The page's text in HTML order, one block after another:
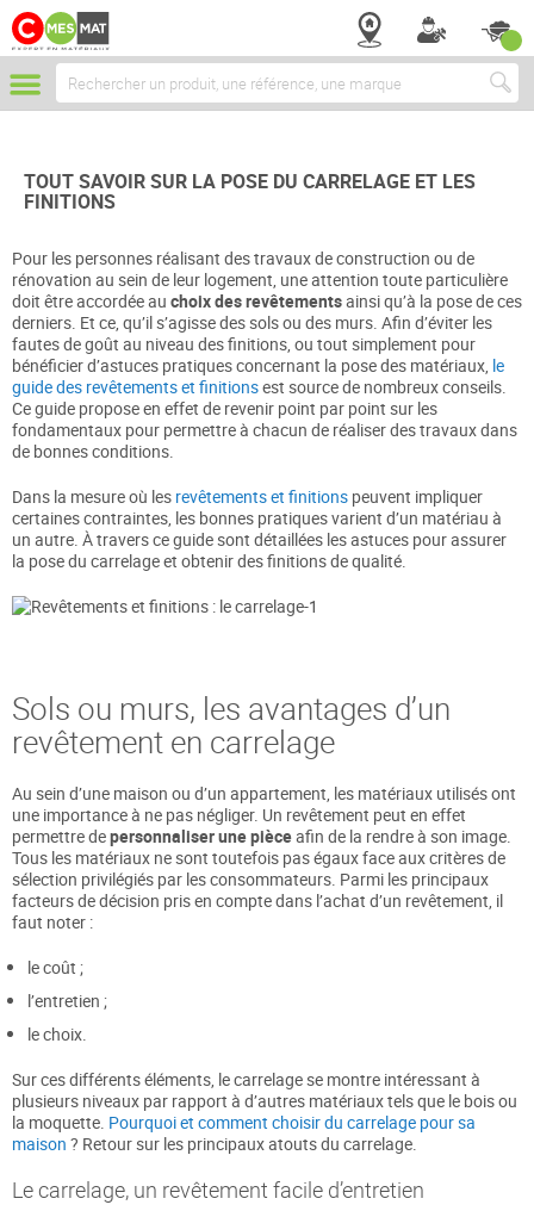
Chercher
TOUT SAVOIR SUR LA POSE DU CARRELAGE ET LES
FINITIONS
Pour les personnes réalisant des travaux de construction ou de
rénovation au sein de leur logement, une attention toute particulière
doit être accordée au choix des revêtementsainsi qu’à la pose de ces
derniers. Et ce, qu’il s’agisse des sols ou des murs. Afin d’éviter les
fautes de goût au niveau des finitions, ou tout simplement pour
bénéficier d’astuces pratiques concernant la pose des matériaux, le
guide des revêtements et finitionsest source de nombreux conseils.
Ce guide propose en effet de revenir point par point sur les
fondamentaux pour permettre à chacun de réaliser des travaux dans
de bonnes conditions.
Dans la mesure où les revêtements et finitions peuvent impliquer
certaines contraintes, les bonnes pratiques varient d’un matériau à
un autre. À travers ce guide sont détaillées les astuces pour assurer
la pose du carrelage et obtenir des finitions de qualité.
Sols ou murs, les avantages d’un
revêtement en carrelage
Au sein d’une maison ou d’un appartement, les matériaux utilisés ont
une importance à ne pas négliger. Un revêtement peut en effet
permettre depersonnaliser une pièceafin de la rendre à son image.
Tous les matériaux ne sont toutefois pas égaux face aux critères de
sélection privilégiés par les consommateurs. Parmi les principaux
facteurs de décision pris en compte dans l’achat d’un revêtement, il
faut noter :
le coût ;
l’entretien ;
le choix.
Sur ces différents éléments, le carrelage se montre intéressant à
plusieurs niveaux par rapport à d’autres matériaux tels que le bois ou
la moquette. Pourquoi et comment choisir du carrelage pour sa
maison ? Retour sur les principaux atouts du carrelage.
Le carrelage, un revêtement facile d’entretien